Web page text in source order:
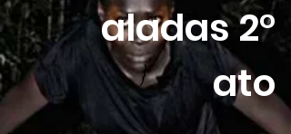
aladas 2°
ato
}